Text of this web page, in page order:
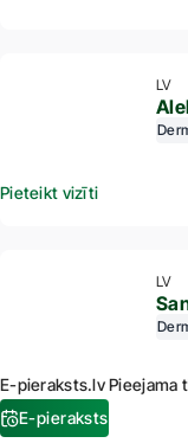
LV
Pieteikt vizīti
LV
E-pieraksts.lv Pieejama
E-pieraksts